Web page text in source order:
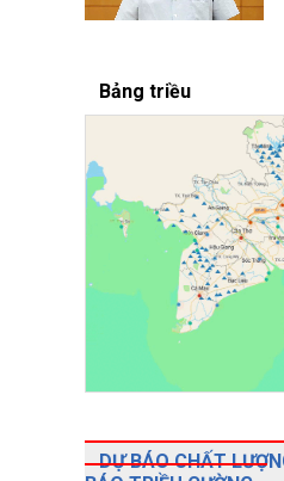
Bảng triều
DỰ BÁO CHẤT